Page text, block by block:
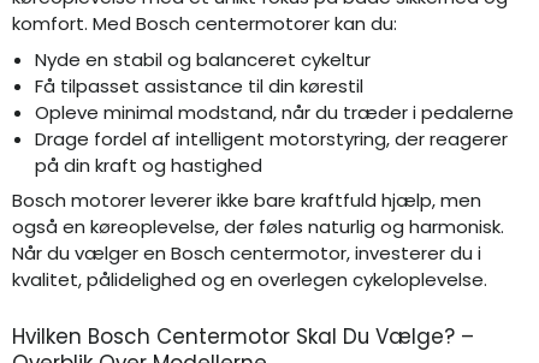
komfort. Med Bosch centermotorer kan du:
Nyde en stabil og balanceret cykeltur
Få tilpasset assistance til din kørestil
Opleve minimal modstand, når du træder i pedalerne
Drage fordel af intelligent motorstyring, der reagerer
på din kraft og hastighed
Bosch motorer leverer ikke bare kraftfuld hjælp, men
også en køreoplevelse, der føles naturlig og harmonisk.
Når du vælger en Bosch centermotor, investerer du i
kvalitet, pålidelighed og en overlegen cykeloplevelse.
Hvilken Bosch Centermotor Skal Du Vælge? –